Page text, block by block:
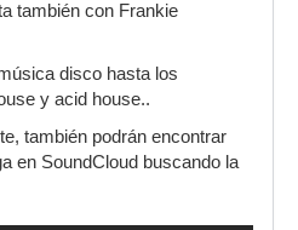
también con Frankie
disco hasta los
y acid house..
también podrán encontrar
en SoundCloud buscando la